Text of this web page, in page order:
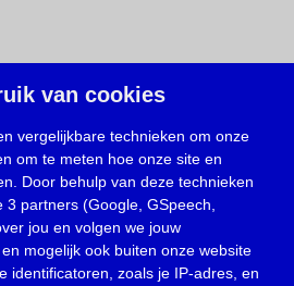
van cookies
vergelijkbare technieken om onze
om te meten hoe onze site en
Door behulp van deze technieken
3 partners (Google, GSpeech,
jou en volgen we jouw
mogelijk ook buiten onze website
identificatoren, zoals je IP-adres, en